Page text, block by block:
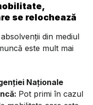
se relochează
din mediul
este mult mai
Naționale
Pot primi în cazul